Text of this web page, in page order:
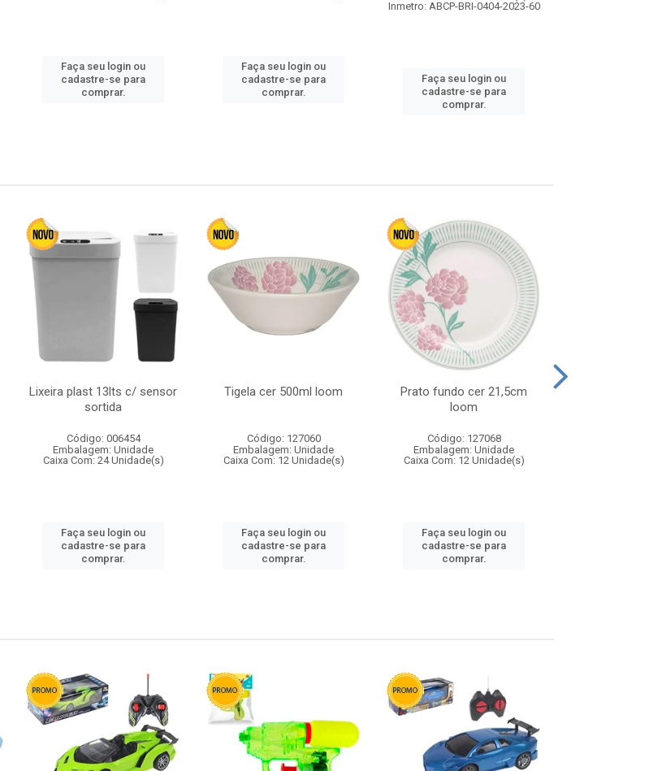
Faça seu login ou
cadastre-se para
comprar.
Faça seu login ou
cadastre-se para
comprar.
Inmetro: ABCP-BRI-0404-2023-60
Faça seu login ou
cadastre-se para
comprar.
Lixeira plast 13lts c/ sensor
sortida
Código: 006454
Embalagem: Unidade
Caixa Com: 24 Unidade(s)
Faça seu login ou
cadastre-se para
comprar.
Tigela cer 500ml loom
Código: 127060
Embalagem: Unidade
Caixa Com: 12 Unidade(s)
Faça seu login ou
cadastre-se para
comprar.
Prato fundo cer 21,5cm
loom
Código: 127068
Embalagem: Unidade
Caixa Com: 12 Unidade(s)
Faça seu login ou
cadastre-se para
comprar.